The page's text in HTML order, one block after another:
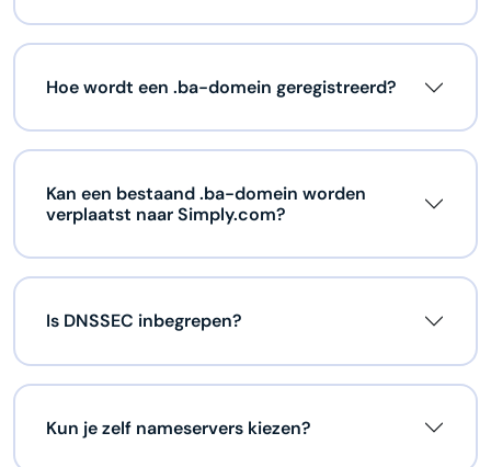
Hoe wordt een .ba-domein geregistreerd?
Kan een bestaand .ba-domein worden
verplaatst naar Simply.com?
Is DNSSEC inbegrepen?
Kun je zelf nameservers kiezen?